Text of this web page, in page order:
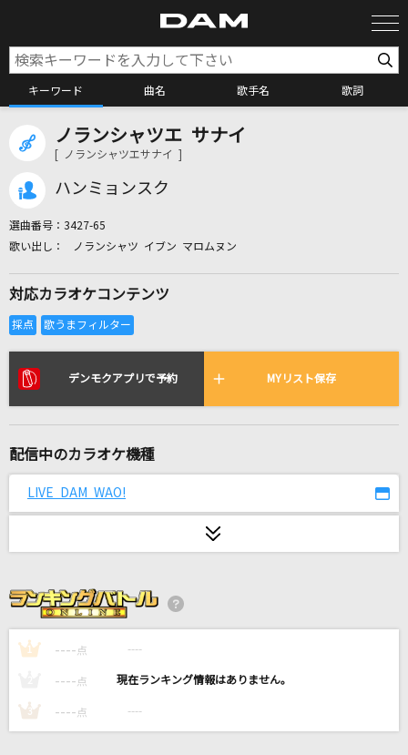
キーワード 曲名 歌手名 歌詞
カラオケ検索
リアルタイムで歌われている曲の一覧
YOKAZE
[生音]Happiness
1min/365days
ACE COLLECTION
嵐(アラシ)
ノランシャツエ サナイ
[ ノランシャツエサナイ ]
ハンミョンスク
選曲番号： 3427-65
ノランシャツ イブン マロムヌン
対応カラオケコンテンツ
デンモクアプリで予約 MYリスト保存
配信中のカラオケ機種
LIVE DAM WAO!
1 ---- 点 ----
---- 点 ----
3 ---- 点 ----